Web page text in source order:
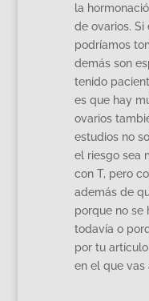
la
de ovarios. Si
podríamos
demás son
tenido
es que hay
ovarios
estudios no
el riesgo sea
con T, pero
además de
porque no se
todavía o
por tu
en el que vas